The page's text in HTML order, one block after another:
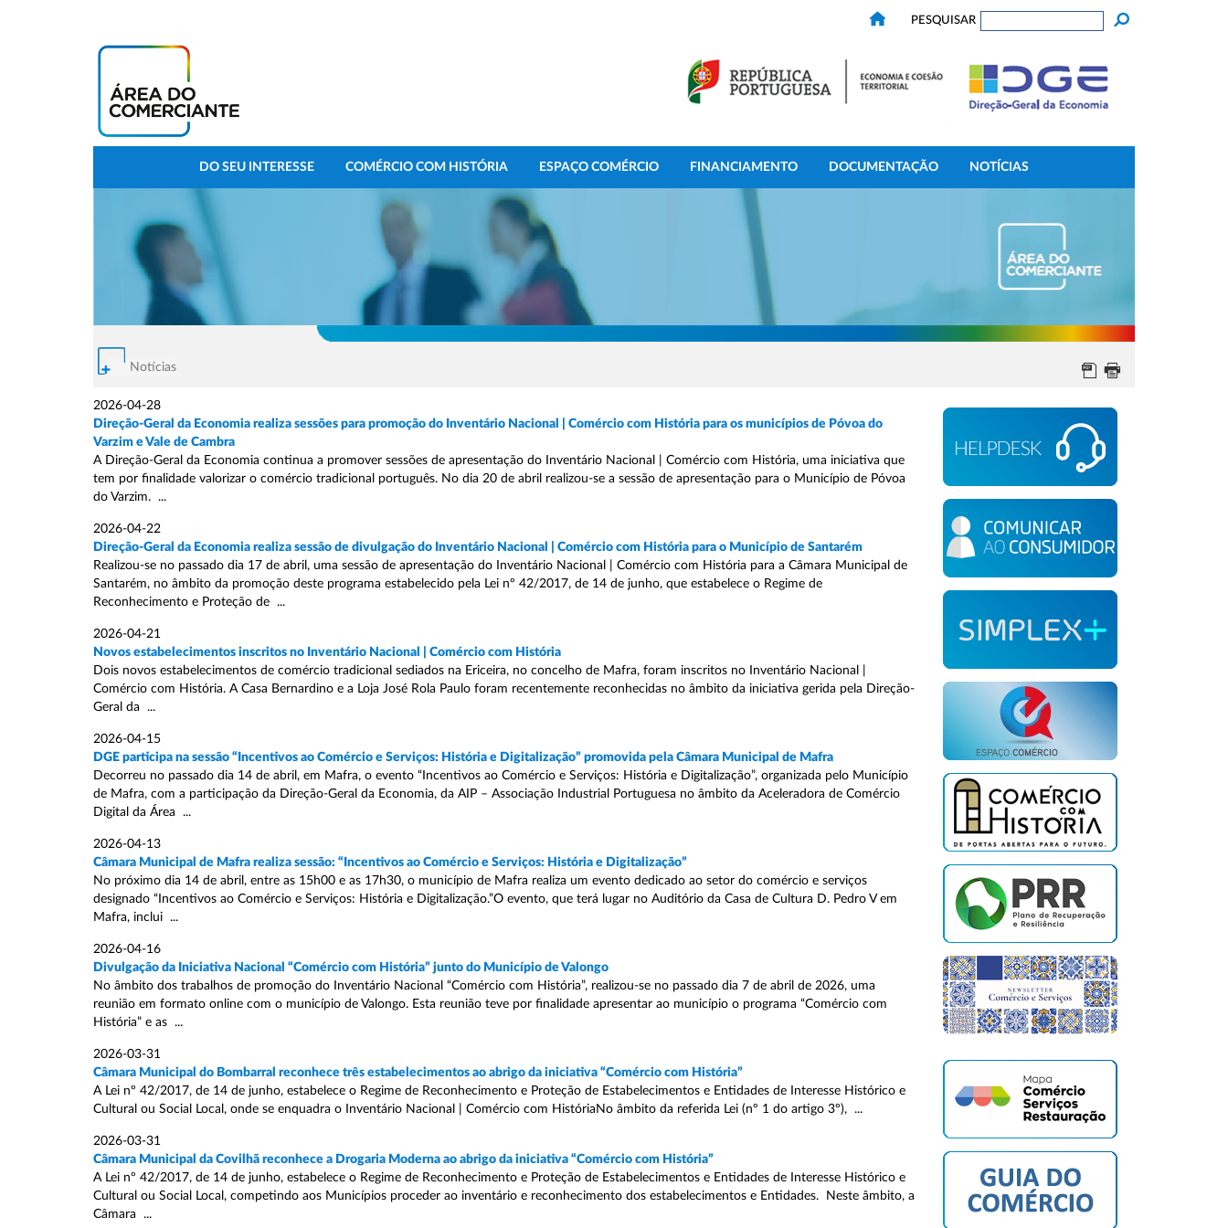
PESQUISAR
DO SEU INTERESSE COMÉRCIO COM HISTÓRIA ESPAÇO COMÉRCIO FINANCIAMENTO DOCUMENTAÇÃO NOTÍCIAS
Notícias
2026-04-28
Direção-Geral da Economia realiza sessões para promoção do Inventário Nacional | Comércio com História para os municípios de Póvoa do
Varzim e Vale de Cambra
A Direção-Geral da Economia continua a promover sessões de apresentação do Inventário Nacional | Comércio com História, uma iniciativa que
tem por finalidade valorizar o comércio tradicional português. No dia 20 de abril realizou-se a sessão de apresentação para o Município de Póvoa
do Varzim. ...
2026-04-22
Direção-Geral da Economia realiza sessão de divulgação do Inventário Nacional | Comércio com História para o Município de Santarém
Realizou-se no passado dia 17 de abril, uma sessão de apresentação do Inventário Nacional | Comércio com História para a Câmara Municipal de
Santarém, no âmbito da promoção deste programa estabelecido pela Lei nº 42/2017, de 14 de junho, que estabelece o Regime de
Reconhecimento e Proteção de ...
2026-04-21
Novos estabelecimentos inscritos no Inventário Nacional | Comércio com História
Dois novos estabelecimentos de comércio tradicional sediados na Ericeira, no concelho de Mafra, foram inscritos no Inventário Nacional |
Comércio com História. A Casa Bernardino e a Loja José Rola Paulo foram recentemente reconhecidas no âmbito da iniciativa gerida pela Direção-
Geral da ...
2026-04-15
DGE participa na sessão “Incentivos ao Comércio e Serviços: História e Digitalização” promovida pela Câmara Municipal de Mafra
Decorreu no passado dia 14 de abril, em Mafra, o evento “Incentivos ao Comércio e Serviços: História e Digitalização”, organizada pelo Município
de Mafra, com a participação da Direção-Geral da Economia, da AIP – Associação Industrial Portuguesa no âmbito da Aceleradora de Comércio
Digital da Área ...
2026-04-13
Câmara Municipal de Mafra realiza sessão: “Incentivos ao Comércio e Serviços: História e Digitalização”
No próximo dia 14 de abril, entre as 15h00 e as 17h30, o município de Mafra realiza um evento dedicado ao setor do comércio e serviços
designado “Incentivos ao Comércio e Serviços: História e Digitalização.”O evento, que terá lugar no Auditório da Casa de Cultura D. Pedro V em
Mafra, inclui ...
2026-04-16
Divulgação da Iniciativa Nacional “Comércio com História” junto do Município de Valongo
No âmbito dos trabalhos de promoção do Inventário Nacional “Comércio com História”, realizou-se no passado dia 7 de abril de 2026, uma
reunião em formato online com o município de Valongo. Esta reunião teve por finalidade apresentar ao município o programa “Comércio com
História” e as ...
2026-03-31
Câmara Municipal do Bombarral reconhece três estabelecimentos ao abrigo da iniciativa “Comércio com História”
A Lei nº 42/2017, de 14 de junho, estabelece o Regime de Reconhecimento e Proteção de Estabelecimentos e Entidades de Interesse Histórico e
Cultural ou Social Local, onde se enquadra o Inventário Nacional | Comércio com HistóriaNo âmbito da referida Lei (nº 1 do artigo 3º), ...
2026-03-31
Câmara Municipal da Covilhã reconhece a Drogaria Moderna ao abrigo da iniciativa “Comércio com História”
A Lei nº 42/2017, de 14 de junho, estabelece o Regime de Reconhecimento e Proteção de Estabelecimentos e Entidades de Interesse Histórico e
Cultural ou Social Local, competindo aos Municípios proceder ao inventário e reconhecimento dos estabelecimentos e Entidades. Neste âmbito, a
Câmara ...